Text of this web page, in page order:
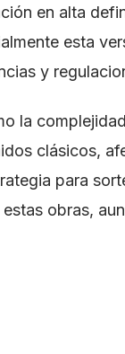
en alta
esta
y
la
clásicos,
para
obras,